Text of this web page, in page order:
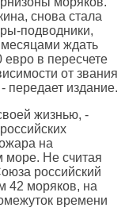
снова стала
подводники,
месяцами ждать
в пересчете
от звания
передает издание.
жизнью, -
на
море. Не считая
российский
42 моряков, на
времени